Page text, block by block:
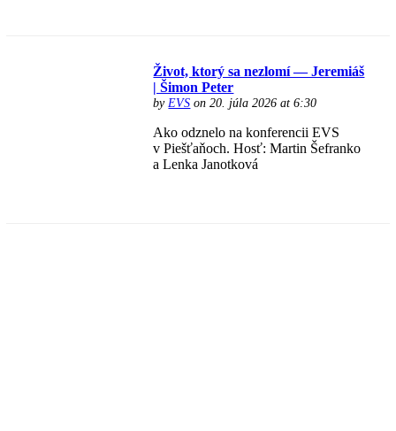
Život, ktorý sa nezlomí — Jeremiáš
| Šimon Peter
byEVS on 20. júla 2026 at 6:30
Ako odznelo na konferencii EVS
v Piešťaňoch. Hosť: Martin Šefranko
a Lenka Janotková